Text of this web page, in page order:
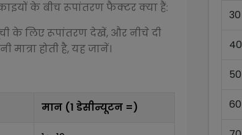
के बीच रूपांतरण फैक्टर क्या हैं:
के लिए रूपांतरण देखें, और नीचे दी
मात्रा होती है, यह जानें।
मान (1 डेसीन्यूटन =)
30
40
50
60